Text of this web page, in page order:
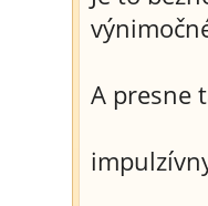
A presne